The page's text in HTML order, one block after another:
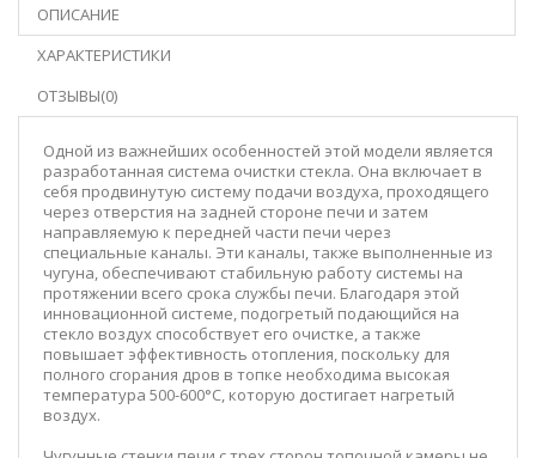
ОПИСАНИЕ
ХАРАКТЕРИСТИКИ
ОТЗЫВЫ(0)
Одной из важнейших особенностей этой модели является
разработанная система очистки стекла. Она включает в
себя продвинутую систему подачи воздуха, проходящего
через отверстия на задней стороне печи и затем
направляемую к передней части печи через
специальные каналы. Эти каналы, также выполненные из
чугуна, обеспечивают стабильную работу системы на
протяжении всего срока службы печи. Благодаря этой
инновационной системе, подогретый подающийся на
стекло воздух способствует его очистке, а также
повышает эффективность отопления, поскольку для
полного сгорания дров в топке необходима высокая
температура 500-600°C, которую достигает нагретый
воздух.